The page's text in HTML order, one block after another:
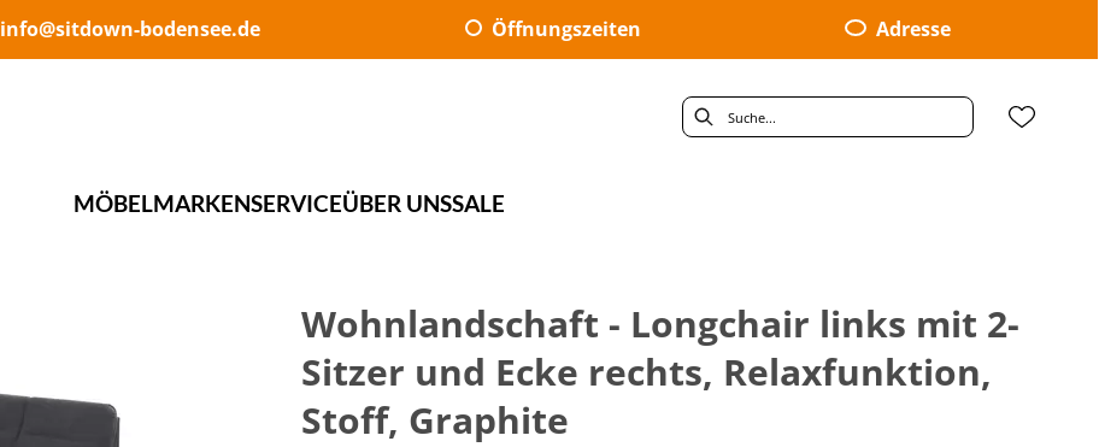
info@sitdown-bodensee.de Öffnungszeiten Adresse
MÖBELMARKENSERVICEÜBER UNSSALE
Wohnlandschaft - Longchair links mit 2-
Sitzer und Ecke rechts, Relaxfunktion,
Stoff, Graphite